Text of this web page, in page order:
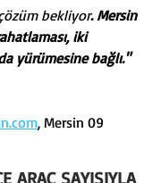
bekliyor. Mersin
iki
yürümesine bağlı."
, Mersin 09
ARAÇ SAYISIYLA